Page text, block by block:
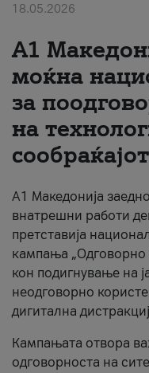
#ПодобарОнлајн
18.05.2026
A1
моќна
за
на
сообраќајот
A1 Македонија
внатрешни работи
претставија
кампања „Одговорно
кон подигнување на
неодговорно
дигитална
Кампањата отвора
одговорноста на